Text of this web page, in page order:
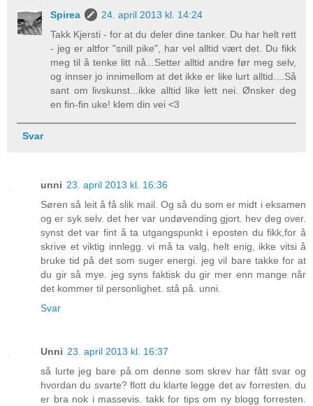
Spirea
24. april 2013 kl. 14:24
Takk Kjersti - for at du deler dine tanker. Du har helt rett
- jeg er altfor "snill pike", har vel alltid vært det. Du fikk
meg til å tenke litt nå...Setter alltid andre før meg selv,
og innser jo innimellom at det ikke er like lurt alltid....Så
sant om livskunst...ikke alltid like lett nei. Ønsker deg
en fin-fin uke! klem din vei <3
Svar
unni 23. april 2013 kl. 16:36
Søren så leit å få slik mail. Og så du som er midt i eksamen
og er syk selv. det her var undøvending gjort. hev deg over.
synst det var fint å ta utgangspunkt i eposten du fikk,for å
skrive et viktig innlegg. vi må ta valg, helt enig, ikke vitsi å
bruke tid på det som suger energi. jeg vil bare takke for at
du gir så mye. jeg syns faktisk du gir mer enn mange når
det kommer til personlighet. stå på. unni.
Svar
Unni 23. april 2013 kl. 16:37
så lurte jeg bare på om denne som skrev har fått svar og
hvordan du svarte? flott du klarte legge det av forresten. du
er bra nok i massevis. takk for tips om ny blogg forresten.